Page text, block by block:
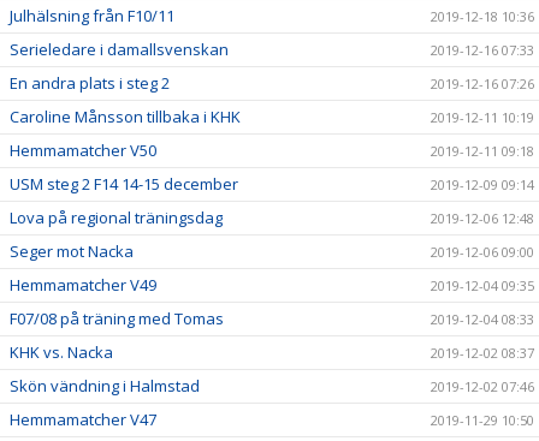
Julhälsning från F10/11 2019-12-18 10:36
Serieledare i damallsvenskan 2019-12-16 07:33
En andra plats i steg 2 2019-12-16 07:26
Caroline Månsson tillbaka i KHK 2019-12-11 10:19
Hemmamatcher V50 2019-12-11 09:18
USM steg 2 F14 14-15 december 2019-12-09 09:14
Lova på regional träningsdag 2019-12-06 12:48
Seger mot Nacka 2019-12-06 09:00
Hemmamatcher V49 2019-12-04 09:35
F07/08 på träning med Tomas 2019-12-04 08:33
KHK vs. Nacka 2019-12-02 08:37
Skön vändning i Halmstad 2019-12-02 07:46
Hemmamatcher V47 2019-11-29 10:50